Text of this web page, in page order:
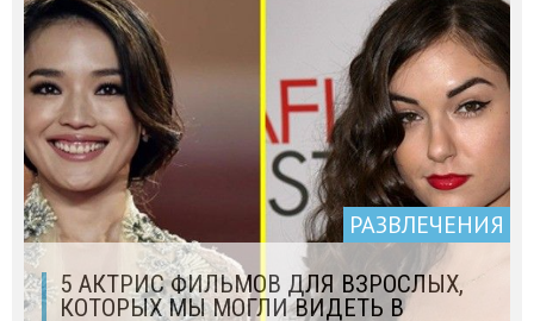
РАЗВЛЕЧЕНИЯ
5 АКТРИС ФИЛЬМОВ ДЛЯ ВЗРОСЛЫХ,
КОТОРЫХ МЫ МОГЛИ ВИДЕТЬ В